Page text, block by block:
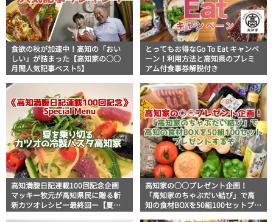
食欲の秋が加速中！高知の「おい
しい」が詰まった【高知家の○○
月間人気記事ベスト5】
とってもお得なGo To Eat キャンペ
ーン！利用方法と高知県のプレミ
アム付食事券解説付き
高知満腹日記連載100回記念企画
マッキー牧元が高知県民に贈る斬
新カツオレシピー最終回ー【夏を
高知家の○○プレゼント企画！
「高知家のちゃぶだい結び」で高
知の食材BOXを50組100セットプレ